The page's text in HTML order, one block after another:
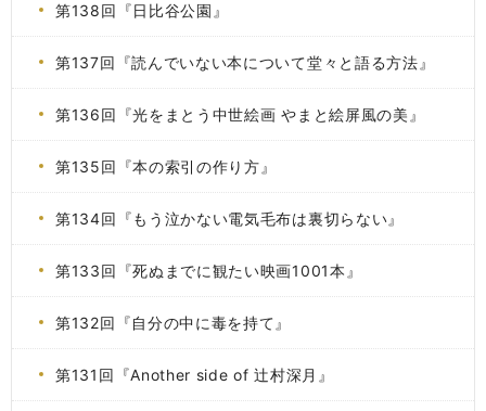
第138回『日比谷公園』
第137回『読んでいない本について堂々と語る方法』
第136回『光をまとう中世絵画 やまと絵屏風の美』
第135回『本の索引の作り方』
第134回『もう泣かない電気毛布は裏切らない』
第133回『死ぬまでに観たい映画1001本』
第132回『自分の中に毒を持て』
第131回『Another side of 辻村深月』